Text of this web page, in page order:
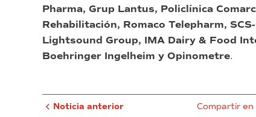
Pharma, Grup Lantus, Policlínica
Rehabilitación, Romaco Telepharm,
Lightsound Group, IMA Dairy & Food
Boehringer Ingelheim y Opinometre.
Noticia anterior Compartir en